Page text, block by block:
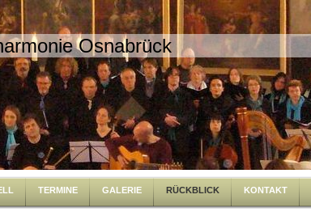
Osnabrück
TERMINE GALERIE RÜCKBLICK KONTAKT